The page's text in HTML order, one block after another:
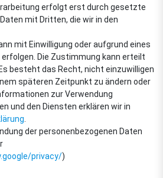
erfolgt erst durch gesetzte
mit Dritten, die wir in den
mit Einwilligung oder aufgrund eines
Die Zustimmung kann erteilt
besteht das Recht, nicht einzuwilligen
späteren Zeitpunkt zu ändern oder
zur Verwendung
und den Diensten erklären wir in
der personenbezogenen Daten
privacy/)